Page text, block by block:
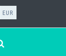
EUR